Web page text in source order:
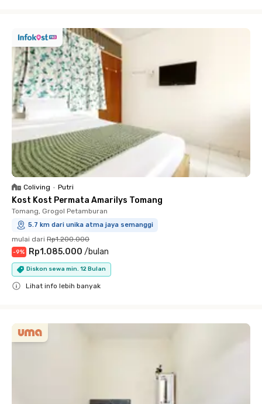
Coliving • Putri
Kost Kost Permata Amarilys Tomang
Tomang, Grogol Petamburan
5.7 km dari unika atma jaya semanggi
mulai dari Rp1.200.000
-9% Rp1.085.000 /bulan
Diskon sewa min. 12 Bulan
Lihat info lebih banyak